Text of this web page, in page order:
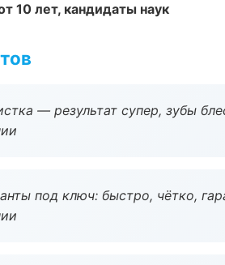
10 лет, кандидаты наук
— результат супер, зубы
под ключ: быстро, чётко,